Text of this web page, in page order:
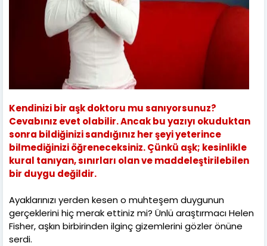
Kendinizi bir aşk doktoru mu sanıyorsunuz?
Cevabınız evet olabilir. Ancak bu yazıyı okuduktan
sonra bildiğinizi sandığınız her şeyi yeterince
bilmediğinizi öğreneceksiniz. Çünkü aşk; kesinlikle
kural tanıyan, sınırları olan ve maddeleştirilebilen
bir duygu değildir.
Ayaklarınızı yerden kesen o muhteşem duygunun
gerçeklerini hiç merak ettiniz mi? Ünlü araştırmacı Helen
Fisher, aşkın birbirinden ilginç gizemlerini gözler önüne
serdi.